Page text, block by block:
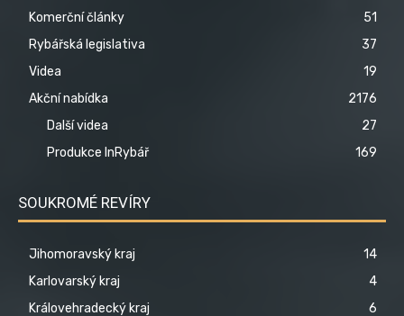
Komerční články
51
Rybářská legislativa
37
Videa
19
Akční nabídka
2176
Další videa
27
Produkce InRybář
169
SOUKROMÉ REVÍRY
Jihomoravský kraj
14
Karlovarský kraj
4
Královehradecký kraj
6